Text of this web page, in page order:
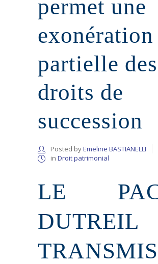
permet une
exonération
partielle des
droits de
succession
Posted byEmeline BASTIANELLI
in Droit patrimonial
LE
DUTREIL